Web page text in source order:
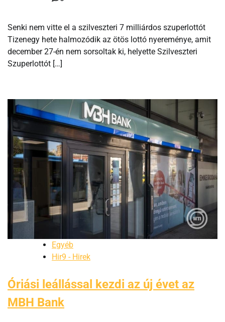
Senki nem vitte el a szilveszteri 7 milliárdos szuperlottót
Tizenegy hete halmozódik az ötös lottó nyereménye, amit
december 27-én nem sorsoltak ki, helyette Szilveszteri
Szuperlottót […]
Egyéb
Hir9 - Hirek
Óriási leállással kezdi az új évet az
MBH Bank